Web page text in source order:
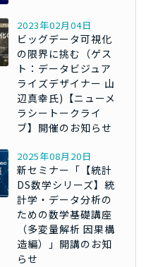
2023年02月04日
ビッグデータ可視化
の限界に挑む（ゲス
ト：データビジュア
ライズデザイナー 山
辺真幸氏)【ニューメ
ラシートークライ
ブ】開催のお知らせ
2025年08月20日
新セミナー「【統計
DS数学シリーズ】統
計学・データ分析の
ための数学基礎講座
（多変量解析 因果構
造編）」開講のお知
らせ